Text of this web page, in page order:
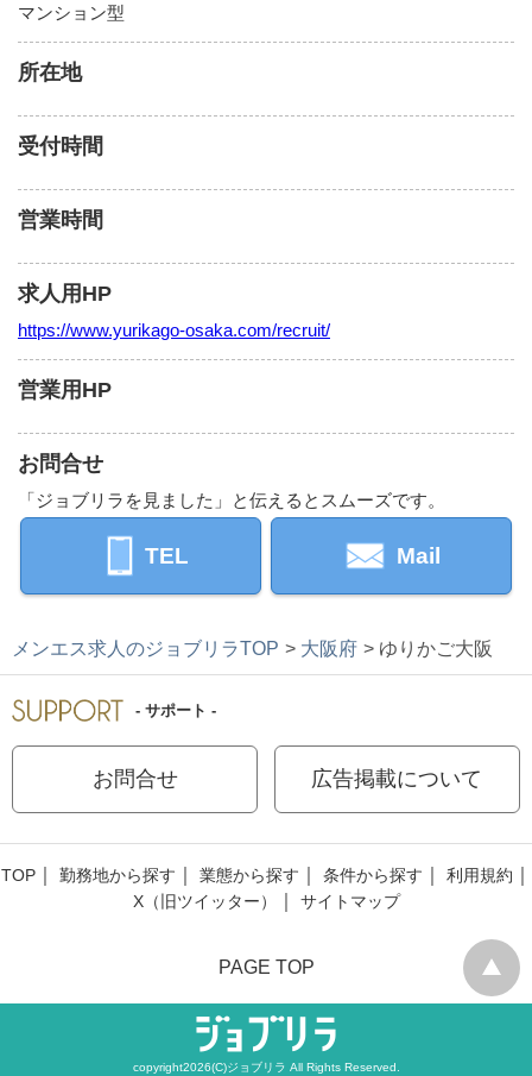
マンション型
所在地
受付時間
営業時間
求人用HP
https://www.yurikago-osaka.com/recruit/
営業用HP
お問合せ
「ジョブリラを見ました」と伝えるとスムーズです。
TEL Mail
メンエス求人のジョブリラTOP 大阪府 ゆりかご大阪
- サポート -
お問合せ 広告掲載について
TOP 勤務地から探す 業態から探す 条件から探す
利用規約
X（旧ツイッター）
サイトマップ
PAGE TOP
copyright2026(C)ジョブリラ All Rights Reserved.